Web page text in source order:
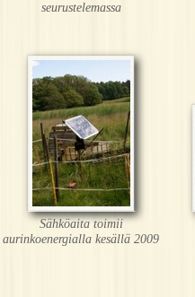
seurustelemassa
Sähköaita toimii
aurinkoenergialla kesällä 2009